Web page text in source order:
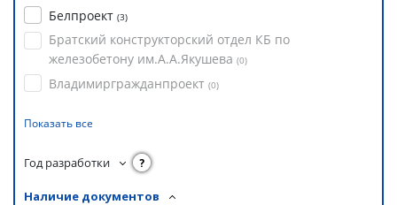
Белпроект (3)
Братский конструкторский отдел КБ по
железобетону им.А.А.Якушева (0)
Владимиргражданпроект (0)
Показать все
Год разработки ?
Наличие документов